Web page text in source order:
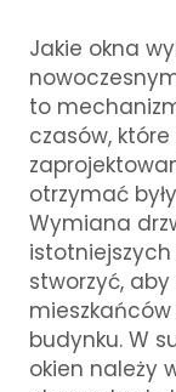
Jakie okna
to
czasów,
otrzymać
Wymiana
stworzyć,
budynku. W
okien należy